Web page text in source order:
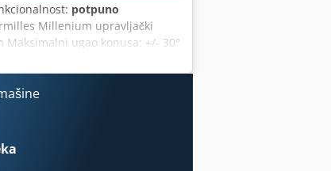
potpuno
Millenium upravljački
Maksimalni ugao konusa: +/- 30°
dimenzije radnog
Brzina sečenja: 340 mm²/min
prečnici žice: 0,15 mm do 0,33
3300 kg Mašina se čisti i
Dobijate garanciju od 6